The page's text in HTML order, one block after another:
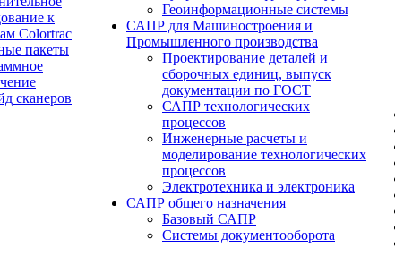
к
Colortrac
пакеты
сканеров
Геоинформационные системы
САПР для Машиностроения и
Промышленного производства
Проектирование деталей и
сборочных единиц, выпуск
документации по ГОСТ
САПР технологических
процессов
Инженерные расчеты и
моделирование технологических
процессов
Электротехника и электроника
САПР общего назначения
Базовый САПР
Системы документооборота